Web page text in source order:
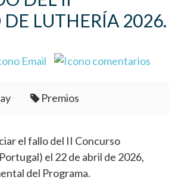
LUTHERÍA 2026.
Premios
el fallo del II Concurso
el 22 de abril de 2026,
del Programa.